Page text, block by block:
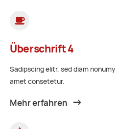
Überschrift 4
Sadipscing elitr, sed diam
amet consetetur.
Mehr erfahren